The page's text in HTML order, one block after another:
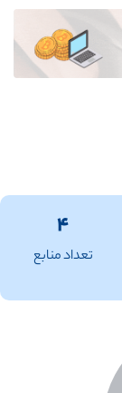
۴
تعداد منابع